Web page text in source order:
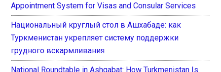
Appointment System for Visas and Consular Services
Национальный круглый стол в Ашхабаде: как
Туркменистан укрепляет систему поддержки
грудного вскармливания
National Roundtable in Ashgabat: How Turkmenistan Is